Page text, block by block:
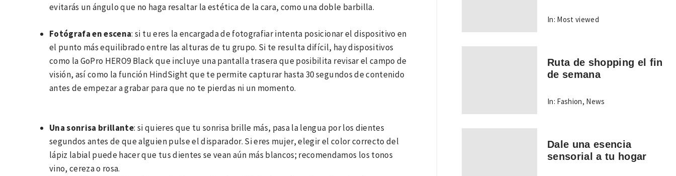
evitarás un ángulo que no haga resaltar la estética de la cara, como una doble barbilla.
Fotógrafa en escena: si tu eres la encargada de fotografiar intenta posicionar el dispositivo en
el punto más equilibrado entre las alturas de tu grupo. Si te resulta difícil, hay dispositivos
como la GoPro HERO9 Black que incluye una pantalla trasera que posibilita revisar el campo de
visión, así como la función HindSight que te permite capturar hasta 30 segundos de contenido
antes de empezar a grabar para que no te pierdas ni un momento.
Una sonrisa brillante: si quieres que tu sonrisa brille más, pasa la lengua por los dientes
segundos antes de que alguien pulse el disparador. Si eres mujer, elegir el color correcto del
lápiz labial puede hacer que tus dientes se vean aún más blancos; recomendamos los tonos
vino, cereza o rosa.
In: Most viewed
Ruta de shopping el fin
de semana
In: Fashion, News
Dale una esencia
sensorial a tu hogar